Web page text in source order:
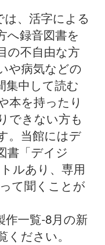
は、活字による
へ録音図書を
の不自由な方
や病気などの
集中して読む
本を持ったり
できない方も
。当館にはデ
書「デイジ
ルあり、専用
て聞くことが
作一覧-8月の新
ださい。